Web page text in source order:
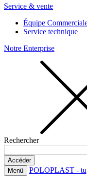
Service & vente
Équipe
Service technique
Notre Enterprise
Rechercher
Menü POLOPLAST -